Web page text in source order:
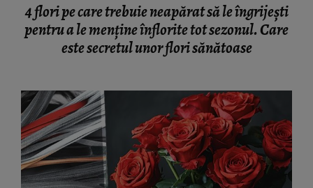
4 flori pe care trebuie neapărat să le îngrijești
pentru a le menține înflorite tot sezonul. Care
este secretul unor flori sănătoase